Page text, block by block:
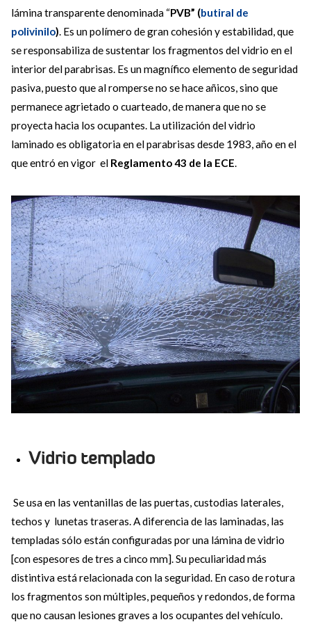
lámina transparente denominada “PVB” (butiral de
polivinilo). Es un polímero de gran cohesión y estabilidad, que
se responsabiliza de sustentar los fragmentos del vidrio en el
interior del parabrisas. Es un magnífico elemento de seguridad
pasiva, puesto que al romperse no se hace añicos, sino que
permanece agrietado o cuarteado, de manera que no se
proyecta hacia los ocupantes. La utilización del vidrio
laminado es obligatoria en el parabrisas desde 1983, año en el
que entró en vigor el Reglamento 43 de la ECE.
Vidrio templado
Se usa en las ventanillas de las puertas, custodias laterales,
techos y lunetas traseras. A diferencia de las laminadas, las
templadas sólo están configuradas por una lámina de vidrio
[con espesores de tres a cinco mm]. Su peculiaridad más
distintiva está relacionada con la seguridad. En caso de rotura
los fragmentos son múltiples, pequeños y redondos, de forma
que no causan lesiones graves a los ocupantes del vehículo.